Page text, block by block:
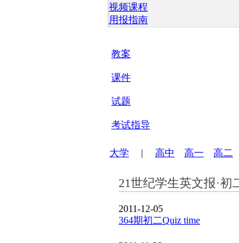
视频课程
用报指南
教案
课件
试题
考试指导
大学 | 高中 高一 高二
21世纪学生英文报·初
2011-12-05
364期初二Quiz time